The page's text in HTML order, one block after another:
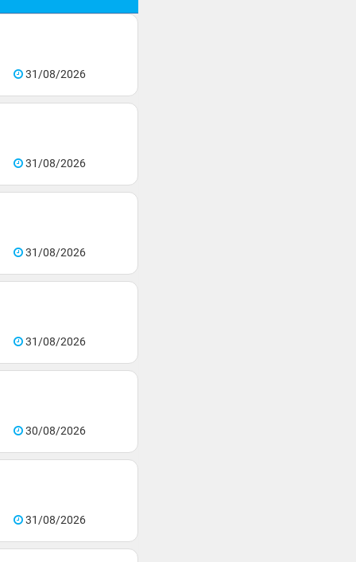
31/08/2026
31/08/2026
31/08/2026
31/08/2026
30/08/2026
31/08/2026